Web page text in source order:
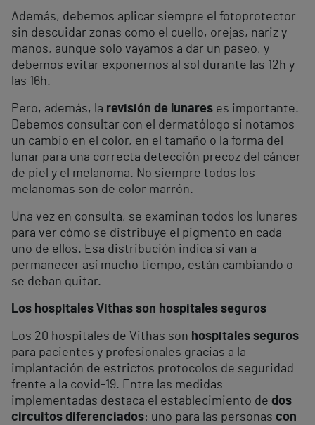
Además, debemos aplicar siempre el fotoprotector
sin descuidar zonas como el cuello, orejas, nariz y
manos, aunque solo vayamos a dar un paseo, y
debemos evitar exponernos al sol durante las 12h y
las 16h.
Pero, además, la revisión de lunares es importante.
Debemos consultar con el dermatólogo si notamos
un cambio en el color, en el tamaño o la forma del
lunar para una correcta detección precoz del cáncer
de piel y el melanoma. No siempre todos los
melanomas son de color marrón.
Una vez en consulta, se examinan todos los lunares
para ver cómo se distribuye el pigmento en cada
uno de ellos. Esa distribución indica si van a
permanecer así mucho tiempo, están cambiando o
se deban quitar.
Los hospitales Vithas son hospitales seguros
Los 20 hospitales de Vithas son hospitales seguros
para pacientes y profesionales gracias a la
implantación de estrictos protocolos de seguridad
frente a la covid-19. Entre las medidas
implementadas destaca el establecimiento de dos
circuitos diferenciados: uno para las personas con